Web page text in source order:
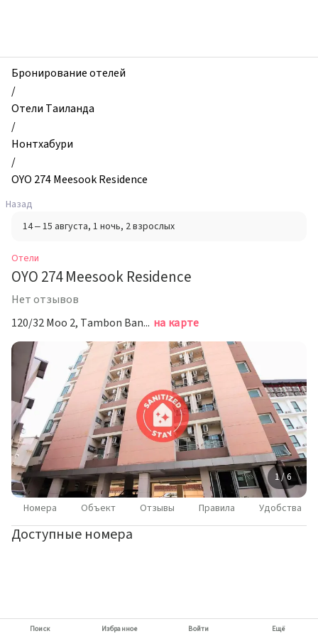
OYO
274
Meesook
Residence,
Нонтхабури,
Таиланд
Бронирование отелей
/
Отели Таиланда
/
Нонтхабури
/
OYO 274 Meesook Residence
Назад
14 – 15 августа, 1 ночь, 2 взрослых
Отели
OYO 274 Meesook Residence
Нет отзывов
120/32 Moo 2, Tambon Bang Kaen, Amphur Mueng, 120/32, Нонтхабури на карте
1 / 6
Номера Объект Отзывы Правила Удобства
Доступные номера
Поиск Избранное Войти Ещё